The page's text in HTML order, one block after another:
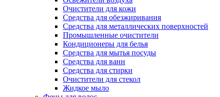
Очистители для кожи
Средства для обезжиривания
Средства для металлических поверхностей
Промышленные очистители
Кондиционеры для белья
Средства для мытья посуды
Средства для ванн
Средства для стирки
Очистители для стекол
Жидкое мыло